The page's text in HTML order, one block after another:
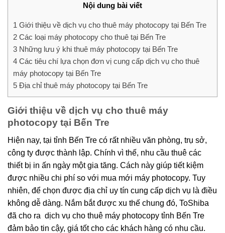
Nội dung bài viết
1 Giới thiệu về dịch vụ cho thuê máy photocopy tại Bến Tre
2 Các loại máy photocopy cho thuê tại Bến Tre
3 Những lưu ý khi thuê máy photocopy tại Bến Tre
4 Các tiêu chí lựa chọn đơn vị cung cấp dịch vụ cho thuê
máy photocopy tại Bến Tre
5 Địa chỉ thuê máy photocopy tại Bến Tre
Giới thiệu về dịch vụ cho thuê máy
photocopy tại Bến Tre
Hiện nay, tại tỉnh Bến Tre có rất nhiều văn phòng, trụ sở,
công ty được thành lập. Chính vì thế, nhu cầu thuê các
thiết bị in ấn ngày một gia tăng. Cách này giúp tiết kiệm
được nhiều chi phí so với mua mới máy photocopy. Tuy
nhiên, để chọn được địa chỉ uy tín cung cấp dịch vụ là điều
không dễ dàng. Nắm bắt được xu thế chung đó, ToShiba
đã cho ra dịch vụ cho thuê máy photocopy tỉnh Bến Tre
đảm bảo tin cậy, giá tốt cho các khách hàng có nhu cầu.